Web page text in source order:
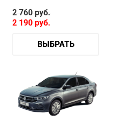
2 760руб.
2 190 руб.
ВЫБРАТЬ